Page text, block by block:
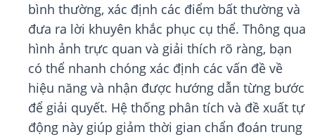
bình thường, xác định các điểm bất thường và
đưa ra lời khuyên khắc phục cụ thể. Thông qua
hình ảnh trực quan và giải thích rõ ràng, bạn
có thể nhanh chóng xác định các vấn đề về
hiệu năng và nhận được hướng dẫn từng bước
để giải quyết. Hệ thống phân tích và đề xuất tự
động này giúp giảm thời gian chẩn đoán trung